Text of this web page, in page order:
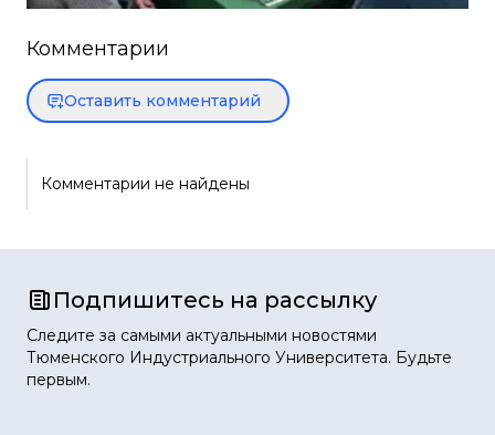
Комментарии
Оставить комментарий
Комментарии не найдены
Подпишитесь на рассылку
Следите за самыми актуальными новостями
Тюменского Индустриального Университета. Будьте
первым.